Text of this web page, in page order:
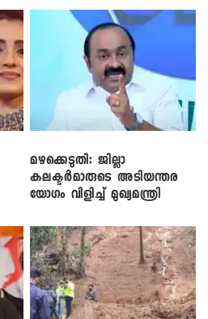
മഴക്കെടുതി: ജില്ലാ
കലക്ടർമാരുടെ അടിയന്തര
യോഗം വിളിച്ച് മുഖ്യമന്ത്രി